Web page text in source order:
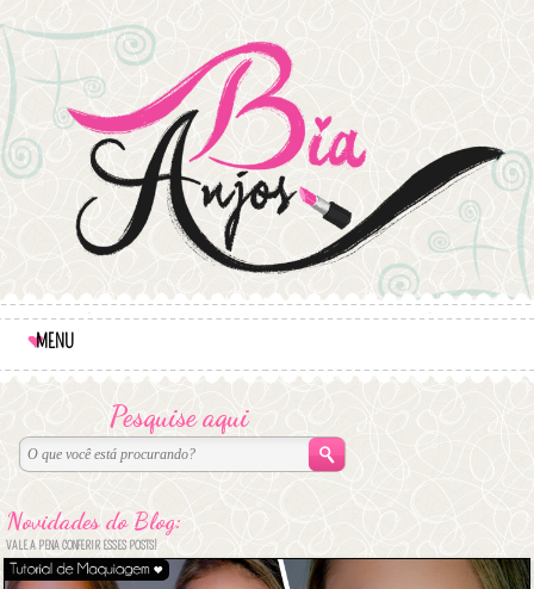
MENU
Pesquise aqui
Novidades do Blog:
VALE A PENA CONFERIR ESSES POSTS!